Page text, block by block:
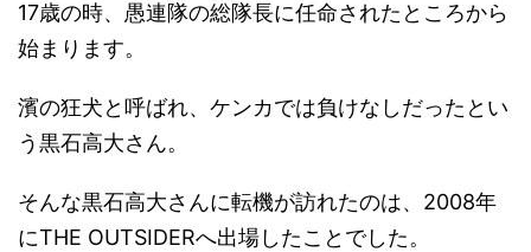
17歳の時、愚連隊の総隊長に任命されたところから
始まります。
濱の狂犬と呼ばれ、ケンカでは負けなしだったとい
う黒石高大さん。
そんな黒石高大さんに転機が訪れたのは、2008年
にTHE OUTSIDERへ出場したことでした。